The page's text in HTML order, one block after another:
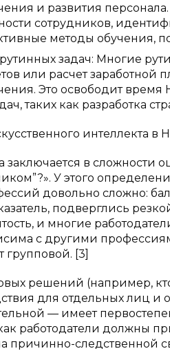
и развития
сотрудников,
методы обучения,
задач: Многие
или расчет
Это освободит время
таких как разработка
интеллекта в
в сложности
У этого
довольно сложно:
подверглись
и многие
с другими
групповой. [3]
решений (например,
для отдельных лиц и
— имеет
работодатели должны
причинно-следственной